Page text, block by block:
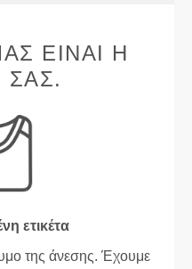
ΕΊΝΑΙ Η
ΣΑΣ.
ετικέτα
της άνεσης. Έχουμε